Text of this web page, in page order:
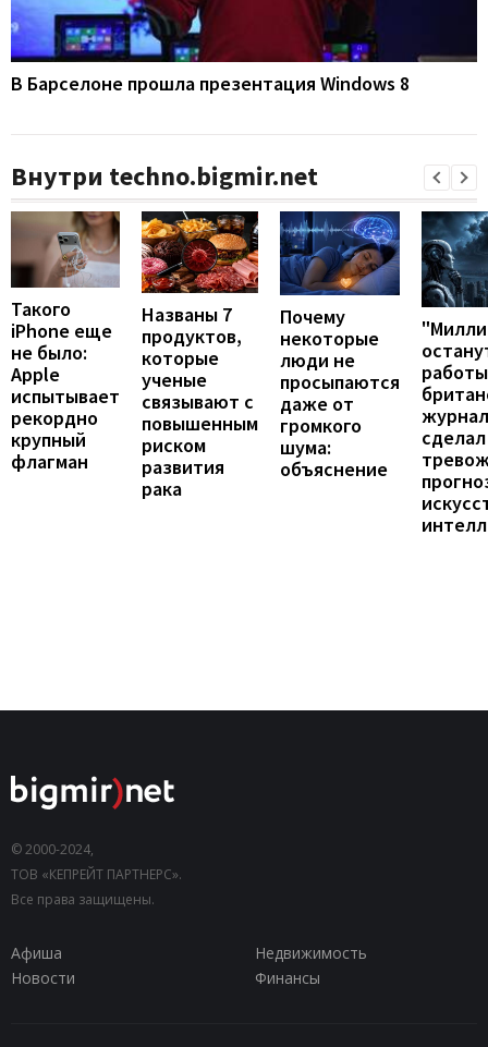
В Барселоне прошла презентация Windows 8
Внутри techno.bigmir.net
Такого
iPhone еще
не было:
Apple
испытывает
рекордно
крупный
флагман
Названы 7
продуктов,
которые
ученые
связывают с
повышенным
риском
развития
рака
Почему
некоторые
люди не
просыпаются
даже от
громкого
шума:
объяснение
сделал
© 2000-2024,
ТОВ «КЕПРЕЙТ ПАРТНЕРС».
Все права защищены.
Афиша
Недвижимость
Новости
Финансы